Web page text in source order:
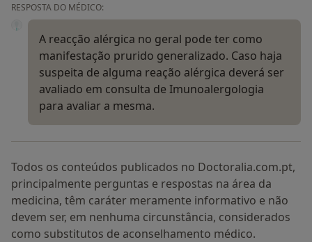
RESPOSTA DO MÉDICO:
A reacção alérgica no geral pode ter como
manifestação prurido generalizado. Caso haja
suspeita de alguma reação alérgica deverá ser
avaliado em consulta de Imunoalergologia
para avaliar a mesma.
Todos os conteúdos publicados no Doctoralia.com.pt,
principalmente perguntas e respostas na área da
medicina, têm caráter meramente informativo e não
devem ser, em nenhuma circunstância, considerados
como substitutos de aconselhamento médico.